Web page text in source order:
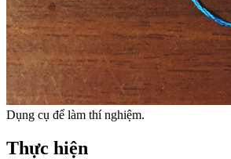
Dụng cụ để làm thí nghiệm.
Thực hiện